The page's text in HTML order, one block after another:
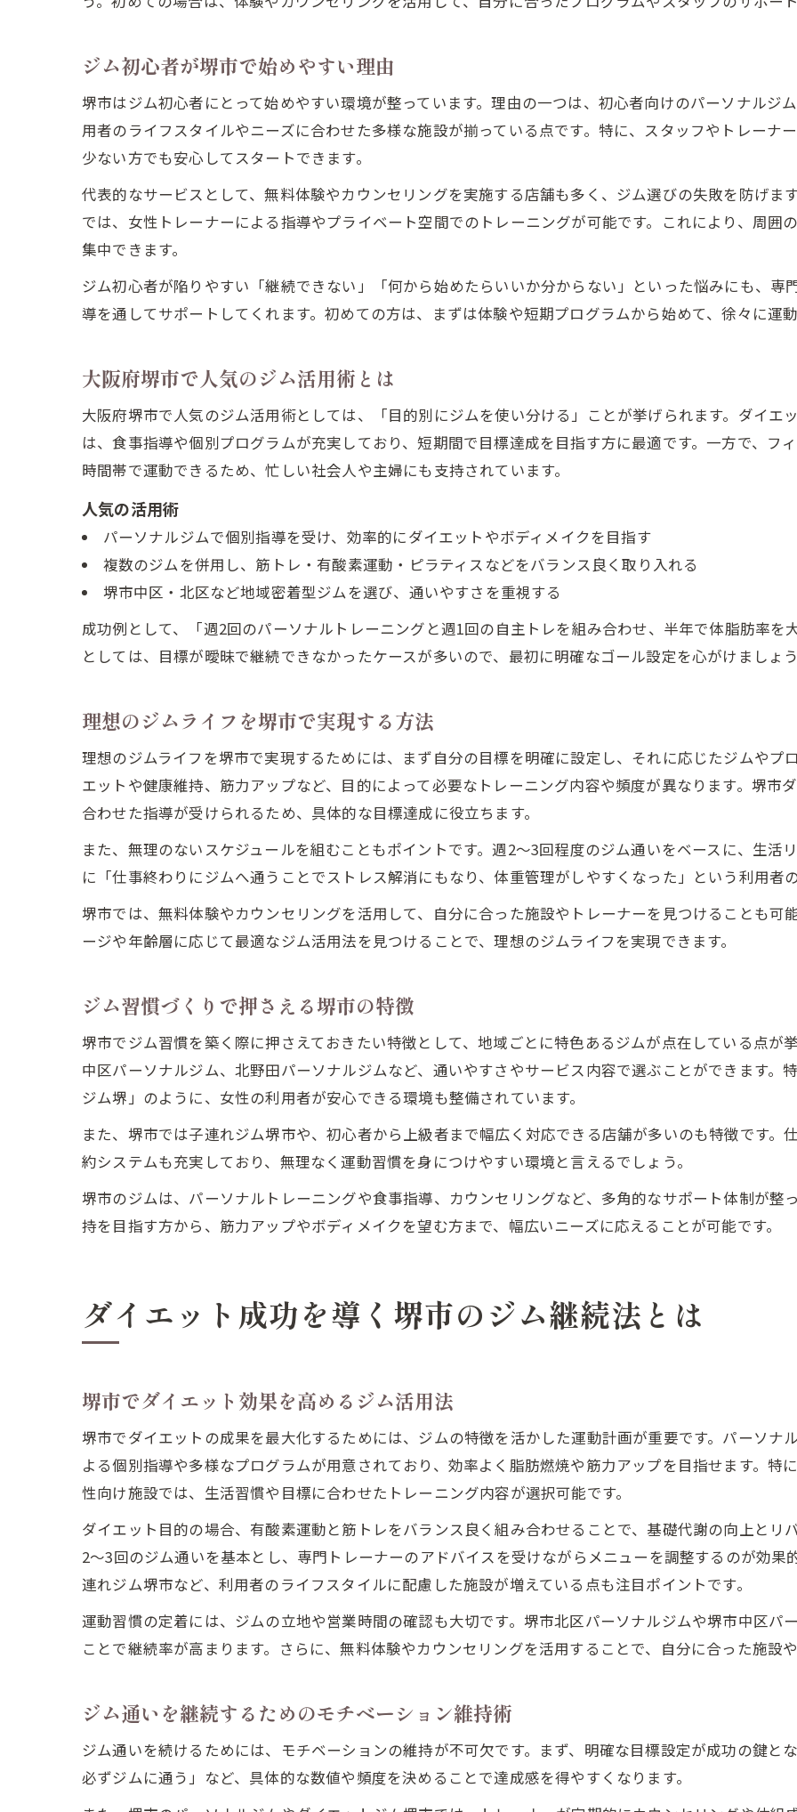
ジム通いを効率化する堺市の活用術
忙しいライフスタイルとジム習慣の両立法
減量に効果的な堺市ジムの活用法
堺市でジムダイエットを楽しむための秘訣
堺市で楽しめるジムダイエットの始め方
楽しく続く堺市ジムダイエットの工夫
ジム通いがダイエットを楽しくする理由
ジム初心者が堺市で始めやすい理由
堺市はジム初心者にとって始めやすい環境が整っています。理由の一つは、初心者向けのパーソナルジ
用者のライフスタイルやニーズに合わせた多様な施設が揃っている点です。特に、スタッフやトレーナ
少ない方でも安心してスタートできます。
代表的なサービスとして、無料体験やカウンセリングを実施する店舗も多く、ジム選びの失敗を防げま
では、女性トレーナーによる指導やプライベート空間でのトレーニングが可能です。これにより、周囲
集中できます。
ジム初心者が陥りやすい「継続できない」「何から始めたらいいか分からない」といった悩みにも、専
導を通してサポートしてくれます。初めての方は、まずは体験や短期プログラムから始めて、徐々に運
大阪府堺市で人気のジム活用術とは
大阪府堺市で人気のジム活用術としては、「目的別にジムを使い分ける」ことが挙げられます。ダイエ
は、食事指導や個別プログラムが充実しており、短期間で目標達成を目指す方に最適です。一方で、フ
時間帯で運動できるため、忙しい社会人や主婦にも支持されています。
人気の活用術
パーソナルジムで個別指導を受け、効率的にダイエットやボディメイクを目指す
複数のジムを併用し、筋トレ・有酸素運動・ピラティスなどをバランス良く取り入れる
堺市中区・北区など地域密着型ジムを選び、通いやすさを重視する
成功例として、「週2回のパーソナルトレーニングと週1回の自主トレを組み合わせ、半年で体脂肪率を
としては、目標が曖昧で継続できなかったケースが多いので、最初に明確なゴール設定を心がけましょう
理想のジムライフを堺市で実現する方法
理想のジムライフを堺市で実現するためには、まず自分の目標を明確に設定し、それに応じたジムやプ
エットや健康維持、筋力アップなど、目的によって必要なトレーニング内容や頻度が異なります。堺市
合わせた指導が受けられるため、具体的な目標達成に役立ちます。
また、無理のないスケジュールを組むこともポイントです。週2〜3回程度のジム通いをベースに、生活
に「仕事終わりにジムへ通うことでストレス解消にもなり、体重管理がしやすくなった」という利用者の
堺市では、無料体験やカウンセリングを活用して、自分に合った施設やトレーナーを見つけることも可
ージや年齢層に応じて最適なジム活用法を見つけることで、理想のジムライフを実現できます。
ジム習慣づくりで押さえる堺市の特徴
堺市でジム習慣を築く際に押さえておきたい特徴として、地域ごとに特色あるジムが点在している点が
中区パーソナルジム、北野田パーソナルジムなど、通いやすさやサービス内容で選ぶことができます。
ジム堺」のように、女性の利用者が安心できる環境も整備されています。
また、堺市では子連れジム堺市や、初心者から上級者まで幅広く対応できる店舗が多いのも特徴です。
約システムも充実しており、無理なく運動習慣を身につけやすい環境と言えるでしょう。
堺市のジムは、パーソナルトレーニングや食事指導、カウンセリングなど、多角的なサポート体制が整
持を目指す方から、筋力アップやボディメイクを望む方まで、幅広いニーズに応えることが可能です。
ダイエット成功を導く堺市のジム継続法とは
堺市でダイエット効果を高めるジム活用法
堺市でダイエットの成果を最大化するためには、ジムの特徴を活かした運動計画が重要です。パーソナ
よる個別指導や多様なプログラムが用意されており、効率よく脂肪燃焼や筋力アップを目指せます。特
性向け施設では、生活習慣や目標に合わせたトレーニング内容が選択可能です。
ダイエット目的の場合、有酸素運動と筋トレをバランス良く組み合わせることで、基礎代謝の向上とリ
2〜3回のジム通いを基本とし、専門トレーナーのアドバイスを受けながらメニューを調整するのが効果
連れジム堺市など、利用者のライフスタイルに配慮した施設が増えている点も注目ポイントです。
運動習慣の定着には、ジムの立地や営業時間の確認も大切です。堺市北区パーソナルジムや堺市中区パ
ことで継続率が高まります。さらに、無料体験やカウンセリングを活用することで、自分に合った施設
ジム通いを継続するためのモチベーション維持術
ジム通いを続けるためには、モチベーションの維持が不可欠です。まず、明確な目標設定が成功の鍵と
必ずジムに通う」など、具体的な数値や頻度を決めることで達成感を得やすくなります。